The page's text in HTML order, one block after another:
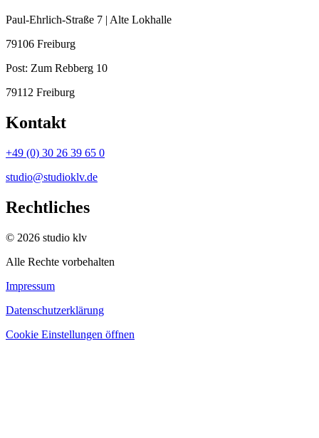
Paul-Ehrlich-Straße 7 | Alte Lokhalle
79106 Freiburg
Post: Zum Rebberg 10
79112 Freiburg
Kontakt
+49 (0) 30 26 39 65 0
studio@studioklv.de
Rechtliches
© 2026 studio klv
Alle Rechte vorbehalten
Impressum
Datenschutzerklärung
Cookie Einstellungen öffnen